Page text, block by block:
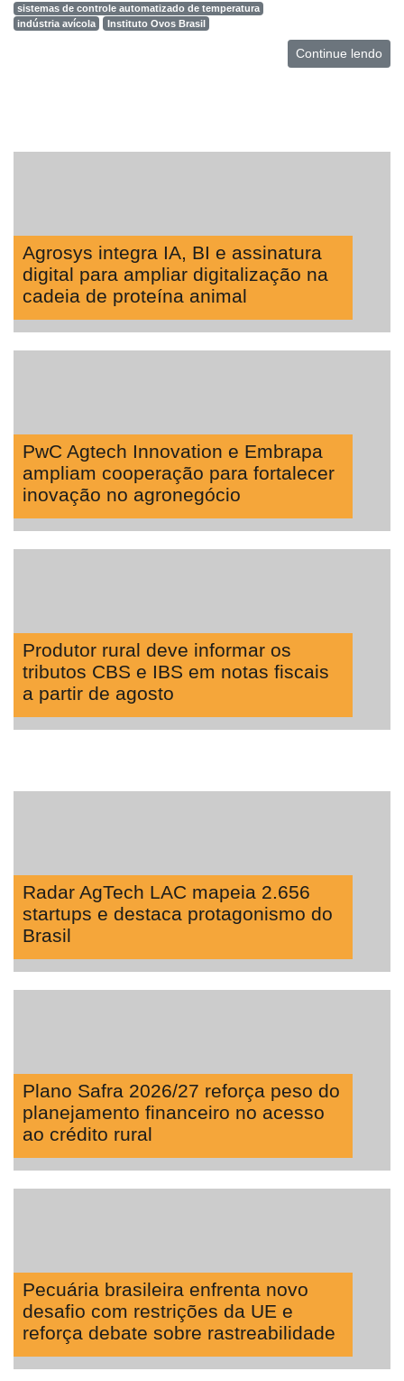
sistemas de controle automatizado de temperatura
indústria avícola
Instituto Ovos Brasil
Continue lendo
Agrosys integra IA, BI e assinatura
digital para ampliar digitalização na
cadeia de proteína animal
PwC Agtech Innovation e Embrapa
ampliam cooperação para fortalecer
inovação no agronegócio
Produtor rural deve informar os
tributos CBS e IBS em notas fiscais
a partir de agosto
Radar AgTech LAC mapeia 2.656
startups e destaca protagonismo do
Brasil
Plano Safra 2026/27 reforça peso do
planejamento financeiro no acesso
ao crédito rural
Pecuária brasileira enfrenta novo
desafio com restrições da UE e
reforça debate sobre rastreabilidade